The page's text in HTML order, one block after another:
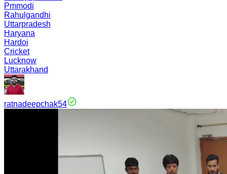
Pmmodi
Rahulgandhi
Uttarpradesh
Haryana
Hardoi
Cricket
Lucknow
Uttarakhand
ratnadeepchak54